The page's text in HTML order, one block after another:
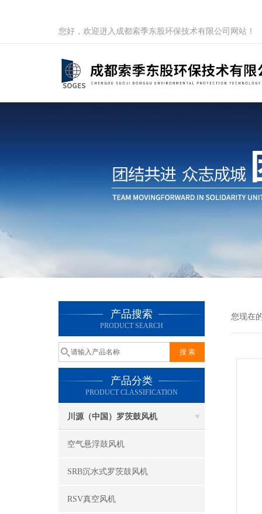
您好，欢迎进入成都索季东股环保技术有限公司网站！
产品搜索
PRODUCT SEARCH
产品分类
PRODUCT CLASSIFICATION
川源（中国）罗茨鼓风机
空气悬浮鼓风机
SRB沉水式罗茨鼓风机
RSV真空风机
您现在